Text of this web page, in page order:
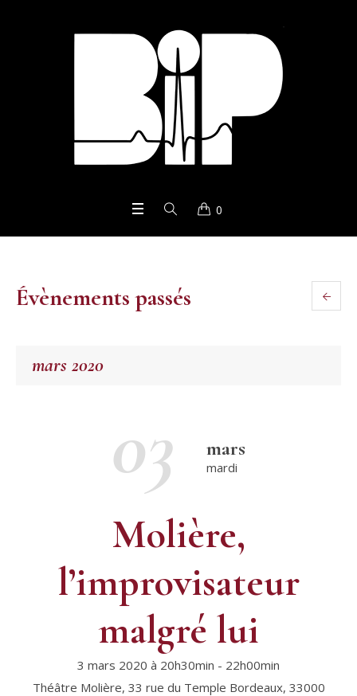
0
Évènements passés
mars 2020
03 mars
mardi
Molière,
l’improvisateur
malgré lui
3 mars 2020 à 20h30min - 22h00min
Théâtre Molière, 33 rue du Temple Bordeaux, 33000